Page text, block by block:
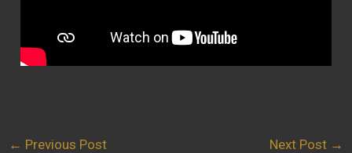
← Previous Post Next Post →